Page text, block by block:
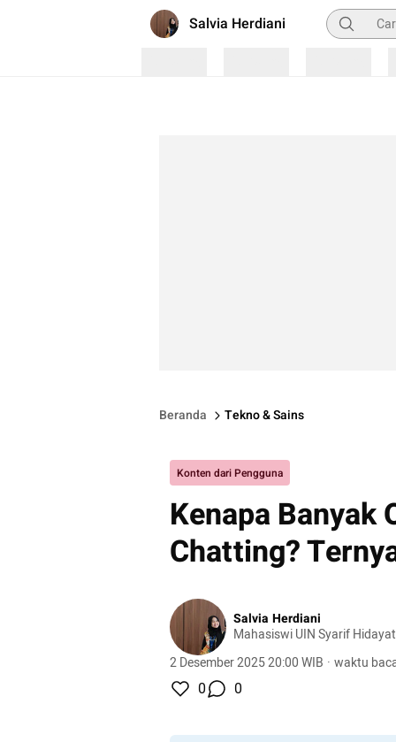
Salvia Herdiani Pencarian
Beranda Tekno & Sains
Konten dari Pengguna
Kenapa Banyak
Chatting?
Salvia Herdiani
Mahasiswi UIN Syarif
2 Desember 2025 20:00 WIB · waktu
0 0